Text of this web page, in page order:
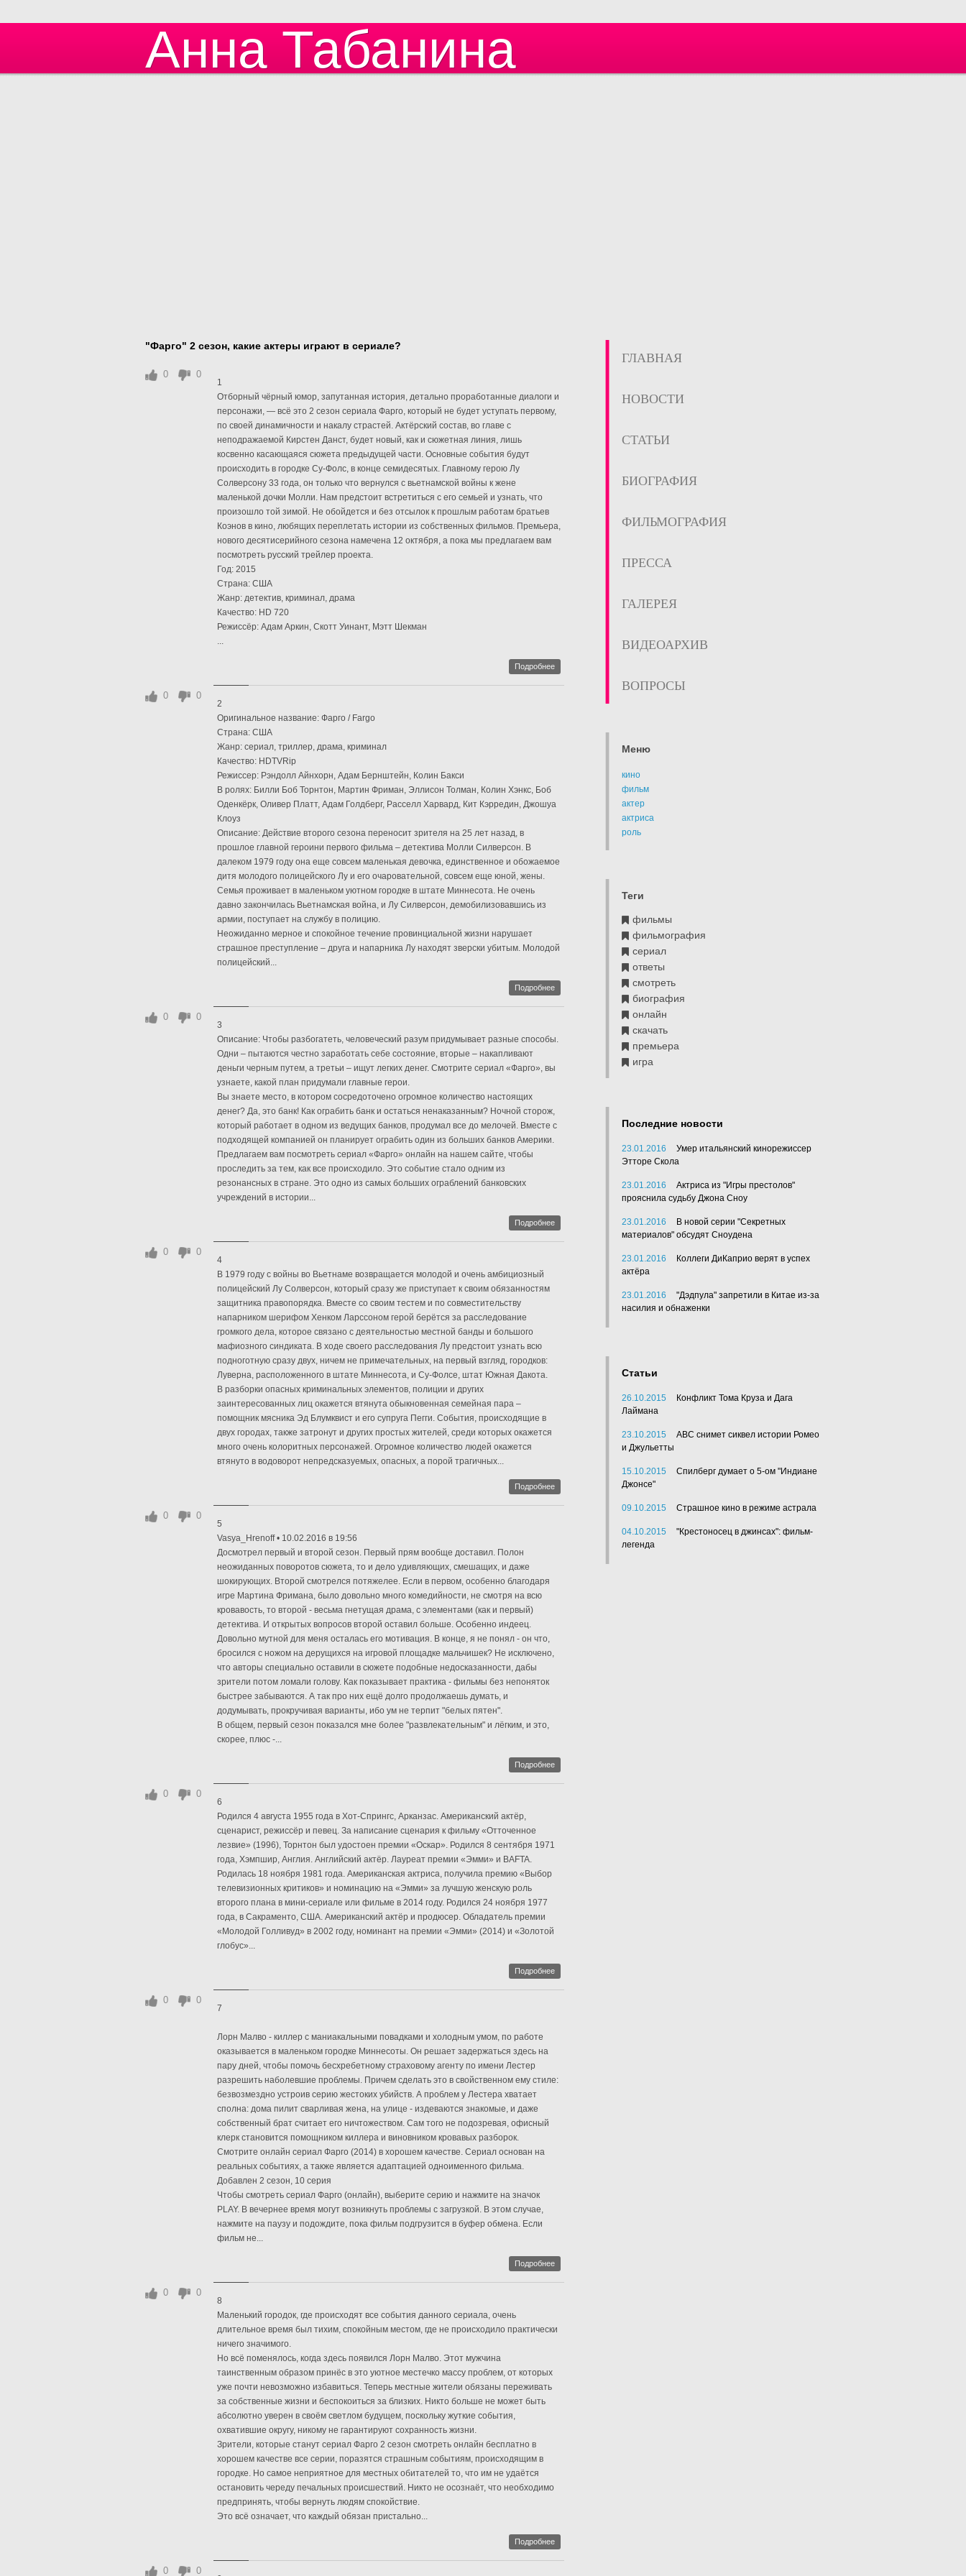
Анна Табанина
"Фарго" 2 сезон, какие актеры играют в сериале?
1
Отборный чёрный юмор, запутанная история, детально проработанные диалоги и
персонажи, — всё это 2 сезон сериала Фарго, который не будет уступать первому,
по своей динамичности и накалу страстей. Актёрский состав, во главе с
неподражаемой Кирстен Данст, будет новый, как и сюжетная линия, лишь
косвенно касающаяся сюжета предыдущей части. Основные события будут
происходить в городке Су-Фолс, в конце семидесятых. Главному герою Лу
Солверсону 33 года, он только что вернулся с вьетнамской войны к жене
маленькой дочки Молли. Нам предстоит встретиться с его семьей и узнать, что
произошло той зимой. Не обойдется и без отсылок к прошлым работам братьев
Коэнов в кино, любящих переплетать истории из собственных фильмов. Премьера,
нового десятисерийного сезона намечена 12 октября, а пока мы предлагаем вам
посмотреть русский трейлер проекта.
Год: 2015
Страна: США
Жанр: детектив, криминал, драма
Качество: HD 720
Режиссёр: Адам Аркин, Скотт Уинант, Мэтт Шекман
...
0 0
Подробнее
2
Оригинальное название: Фарго / Fargo
Страна: США
Жанр: сериал, триллер, драма, криминал
Качество: HDTVRip
Режиссер: Рэндолл Айнхорн, Адам Бернштейн, Колин Бакси
В ролях: Билли Боб Торнтон, Мартин Фриман, Эллисон Толман, Колин Хэнкс, Боб
Оденкёрк, Оливер Платт, Адам Голдберг, Расселл Харвард, Кит Кэрредин, Джошуа
Клоуз
Описание: Действие второго сезона переносит зрителя на 25 лет назад, в
прошлое главной героини первого фильма – детектива Молли Силверсон. В
далеком 1979 году она еще совсем маленькая девочка, единственное и обожаемое
дитя молодого полицейского Лу и его очаровательной, совсем еще юной, жены.
Семья проживает в маленьком уютном городке в штате Миннесота. Не очень
давно закончилась Вьетнамская война, и Лу Силверсон, демобилизовавшись из
армии, поступает на службу в полицию.
Неожиданно мерное и спокойное течение провинциальной жизни нарушает
страшное преступление – друга и напарника Лу находят зверски убитым. Молодой
полицейский...
0 0
Подробнее
3
Описание: Чтобы разбогатеть, человеческий разум придумывает разные способы.
Одни – пытаются честно заработать себе состояние, вторые – накапливают
деньги черным путем, а третьи – ищут легких денег. Смотрите сериал «Фарго», вы
узнаете, какой план придумали главные герои.
Вы знаете место, в котором сосредоточено огромное количество настоящих
денег? Да, это банк! Как ограбить банк и остаться ненаказанным? Ночной сторож,
который работает в одном из ведущих банков, продумал все до мелочей. Вместе с
подходящей компанией он планирует ограбить один из больших банков Америки.
Предлагаем вам посмотреть сериал «Фарго» онлайн на нашем сайте, чтобы
проследить за тем, как все происходило. Это событие стало одним из
резонансных в стране. Это одно из самых больших ограблений банковских
учреждений в истории...
0 0
Подробнее
4
В 1979 году с войны во Вьетнаме возвращается молодой и очень амбициозный
полицейский Лу Солверсон, который сразу же приступает к своим обязанностям
защитника правопорядка. Вместе со своим тестем и по совместительству
напарником шерифом Хенком Ларссоном герой берётся за расследование
громкого дела, которое связано с деятельностью местной банды и большого
мафиозного синдиката. В ходе своего расследования Лу предстоит узнать всю
подноготную сразу двух, ничем не примечательных, на первый взгляд, городков:
Луверна, расположенного в штате Миннесота, и Су-Фолсе, штат Южная Дакота.
В разборки опасных криминальных элементов, полиции и других
заинтересованных лиц окажется втянута обыкновенная семейная пара –
помощник мясника Эд Блумквист и его супруга Пегги. События, происходящие в
двух городах, также затронут и других простых жителей, среди которых окажется
много очень колоритных персонажей. Огромное количество людей окажется
втянуто в водоворот непредсказуемых, опасных, а порой трагичных...
0 0
Подробнее
5
Vasya_Hrenoff • 10.02.2016 в 19:56
Досмотрел первый и второй сезон. Первый прям вообще доставил. Полон
неожиданных поворотов сюжета, то и дело удивляющих, смешащих, и даже
шокирующих. Второй смотрелся потяжелее. Если в первом, особенно благодаря
игре Мартина Фримана, было довольно много комедийности, не смотря на всю
кровавость, то второй - весьма гнетущая драма, с элементами (как и первый)
детектива. И открытых вопросов второй оставил больше. Особенно индеец.
Довольно мутной для меня осталась его мотивация. В конце, я не понял - он что,
бросился с ножом на дерущихся на игровой площадке мальчишек? Не исключено,
что авторы специально оставили в сюжете подобные недосказанности, дабы
зрители потом ломали голову. Как показывает практика - фильмы без непоняток
быстрее забываются. А так про них ещё долго продолжаешь думать, и
додумывать, прокручивая варианты, ибо ум не терпит "белых пятен".
В общем, первый сезон показался мне более "развлекательным" и лёгким, и это,
скорее, плюс -...
0 0
Подробнее
6
Родился 4 августа 1955 года в Хот-Спрингс, Арканзас. Американский актёр,
сценарист, режиссёр и певец. За написание сценария к фильму «Отточенное
лезвие» (1996), Торнтон был удостоен премии «Оскар». Родился 8 сентября 1971
года, Хэмпшир, Англия. Английский актёр. Лауреат премии «Эмми» и BAFTA.
Родилась 18 ноября 1981 года. Американская актриса, получила премию «Выбор
телевизионных критиков» и номинацию на «Эмми» за лучшую женскую роль
второго плана в мини-сериале или фильме в 2014 году. Родился 24 ноября 1977
года, в Сакраменто, США. Американский актёр и продюсер. Обладатель премии
«Молодой Голливуд» в 2002 году, номинант на премии «Эмми» (2014) и «Золотой
глобус»...
0 0
Подробнее
7
Лорн Малво - киллер с маниакальными повадками и холодным умом, по работе
оказывается в маленьком городке Миннесоты. Он решает задержаться здесь на
пару дней, чтобы помочь бесхребетному страховому агенту по имени Лестер
разрешить наболевшие проблемы. Причем сделать это в свойственном ему стиле:
безвозмездно устроив серию жестоких убийств. А проблем у Лестера хватает
сполна: дома пилит сварливая жена, на улице - издеваются знакомые, и даже
собственный брат считает его ничтожеством. Сам того не подозревая, офисный
клерк становится помощником киллера и виновником кровавых разборок.
Смотрите онлайн сериал Фарго (2014) в хорошем качестве. Сериал основан на
реальных событиях, а также является адаптацией одноименного фильма.
Добавлен 2 сезон, 10 серия
Чтобы смотреть сериал Фарго (онлайн), выберите серию и нажмите на значок
PLAY. В вечернее время могут возникнуть проблемы с загрузкой. В этом случае,
нажмите на паузу и подождите, пока фильм подгрузится в буфер обмена. Если
фильм не...
0 0
Подробнее
8
Маленький городок, где происходят все события данного сериала, очень
длительное время был тихим, спокойным местом, где не происходило практически
ничего значимого.
Но всё поменялось, когда здесь появился Лорн Малво. Этот мужчина
таинственным образом принёс в это уютное местечко массу проблем, от которых
уже почти невозможно избавиться. Теперь местные жители обязаны переживать
за собственные жизни и беспокоиться за близких. Никто больше не может быть
абсолютно уверен в своём светлом будущем, поскольку жуткие события,
охватившие округу, никому не гарантируют сохранность жизни.
Зрители, которые станут сериал Фарго 2 сезон смотреть онлайн бесплатно в
хорошем качестве все серии, поразятся страшным событиям, происходящим в
городке. Но самое неприятное для местных обитателей то, что им не удаётся
остановить череду печальных происшествий. Никто не осознаёт, что необходимо
предпринять, чтобы вернуть людям спокойствие.
Это всё означает, что каждый обязан пристально...
0 0
Подробнее
0 0
ГЛАВНАЯ
НОВОСТИ
СТАТЬИ
БИОГРАФИЯ
ФИЛЬМОГРАФИЯ
ПРЕССА
ГАЛЕРЕЯ
ВИДЕОАРХИВ
ВОПРОСЫ
Меню
кино
фильм
актер
актриса
роль
Теги
фильмы
фильмография
сериал
ответы
смотреть
биография
онлайн
скачать
премьера
игра
Последние новости
23.01.2016
Умер итальянский кинорежиссер
Этторе Скола
23.01.2016
Актриса из "Игры престолов"
прояснила судьбу Джона Сноу
23.01.2016
В новой серии "Секретных
материалов" обсудят Сноудена
23.01.2016
Коллеги ДиКаприо верят в успех
актёра
23.01.2016
"Дэдпула" запретили в Китае из-за
насилия и обнаженки
Статьи
26.10.2015
Конфликт Тома Круза и Дага
Лаймана
23.10.2015
АВС снимет сиквел истории Ромео
и Джульетты
15.10.2015
Спилберг думает о 5-ом "Индиане
Джонсе"
09.10.2015 Страшное кино в режиме астрала
04.10.2015
"Крестоносец в джинсах": фильм-
легенда